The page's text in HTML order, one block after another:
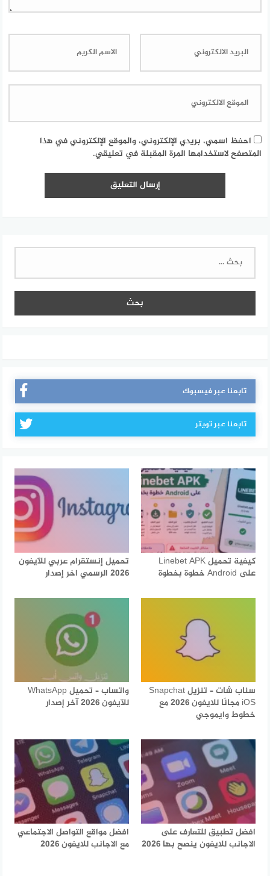
احفظ اسمي، بريدي الإلكتروني، والموقع الإلكتروني في هذا
المتصفح لاستخدامها المرة المقبلة في تعليقي.
البحث
تابعنا عبر فيسبوك
تابعنا عبر تويتر
كيفية تحميل Linebet APK
على Android خطوة بخطوة
تحميل إنستقرام عربي للآيفون
2026 الرسمي اخر إصدار
سناب شات – تنزيل Snapchat
iOS مجانًا للايفون 2026 مع
خطوط وايموجي
واتساب – تحميل WhatsApp
للآيفون 2026 آخر إصدار
افضل تطبيق للتعارف على
الاجانب للايفون ينصح بها 2026
افضل مواقع التواصل الاجتماعي
مع الاجانب للايفون 2026